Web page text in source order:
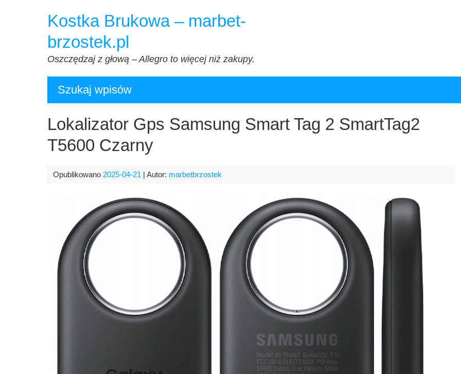
Kostka Brukowa – marbet-
brzostek.pl
Oszczędzaj z głową – Allegro to więcej niż zakupy.
Szukaj wpisów
Lokalizator Gps Samsung Smart Tag 2 SmartTag2
T5600 Czarny
Opublikowano 2025-04-21 | Autor: marbetbrzostek